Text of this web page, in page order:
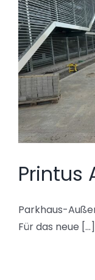
Printus
Parkhaus-
Für das neue [...]